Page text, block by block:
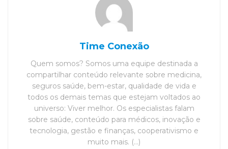
Time Conexão
Quem somos? Somos uma equipe destinada a
compartilhar conteúdo relevante sobre medicina,
seguros saúde, bem-estar, qualidade de vida e
todos os demais temas que estejam voltados ao
universo: Viver melhor. Os especialistas falam
sobre saúde, conteúdo para médicos, inovação e
tecnologia, gestão e finanças, cooperativismo e
muito mais. (...)